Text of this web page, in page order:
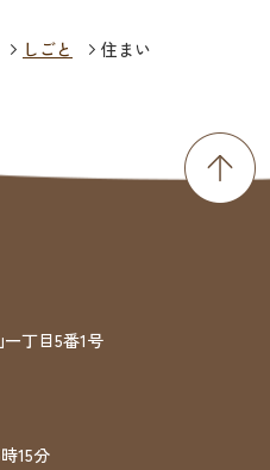
しごと 住まい
丁目5番1号
15分